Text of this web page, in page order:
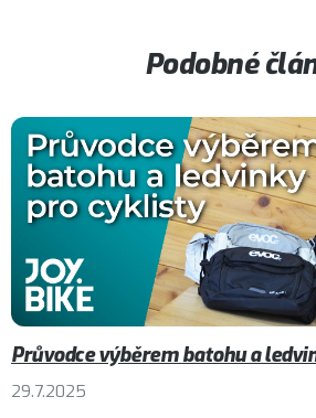
Podobné
Průvodce výběrem batohu a
29.7.2025